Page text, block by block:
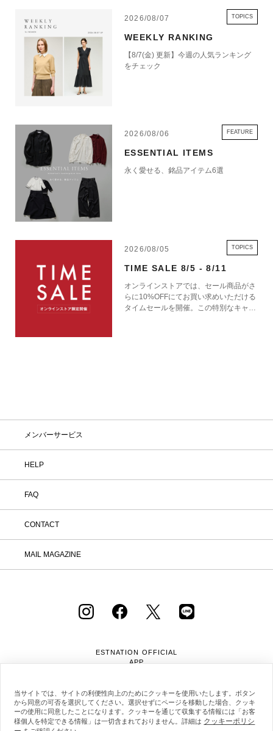
2026/08/07 TOPICS
WEEKLY RANKING
【8/7(金) 更新】今週の人気ランキング
をチェック
2026/08/06 FEATURE
ESSENTIAL ITEMS
永く愛せる、銘品アイテム6選
2026/08/05 TOPICS
TIME SALE 8/5 - 8/11
オンラインストアでは、セール商品がさ
らに10%OFFにてお買い求めいただける
タイムセールを開催。この特別なキャン
メンバーサービス
HELP
FAQ
CONTACT
MAIL MAGAZINE
ESTNATION OFFICIAL
APP
当サイトでは、サイトの利便性向上のためにクッキーを使用いたします。ボタン
から同意の可否を選択してください。選択せずにページを移動した場合、クッキ
ーの使用に同意したことになります。クッキーを通じて収集する情報には「お客
様個人を特定できる情報」は一切含まれておりません。詳細は クッキーポリシ